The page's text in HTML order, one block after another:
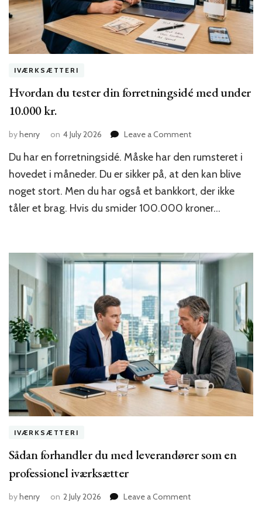
IVÆRKSÆTTERI
Hvordan du tester din forretningsidé med under
10.000 kr.
by henry on 4 July 2026 Leave a Commenton
du
tester
forretningsidé
med
Du har en forretningsidé. Måske har den rumsteret i
hovedet i måneder. Du er sikker på, at den kan blive
noget stort. Men du har også et bankkort, der ikke
tåler et brag. Hvis du smider 100.000 kroner…
IVÆRKSÆTTERI
Sådan forhandler du med leverandører som en
professionel iværksætter
byhenry on 2 July 2026 Leave a Commenton